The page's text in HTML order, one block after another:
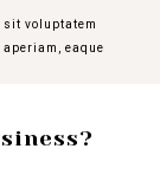
voluptatem
eaque